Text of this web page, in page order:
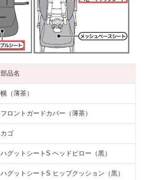
部品名
幌（薄茶）
フロントガードカバー（薄茶）
カゴ
ハグットシートS ヘッドピロー（黒）
ハグットシートS ヒップクッション（黒）